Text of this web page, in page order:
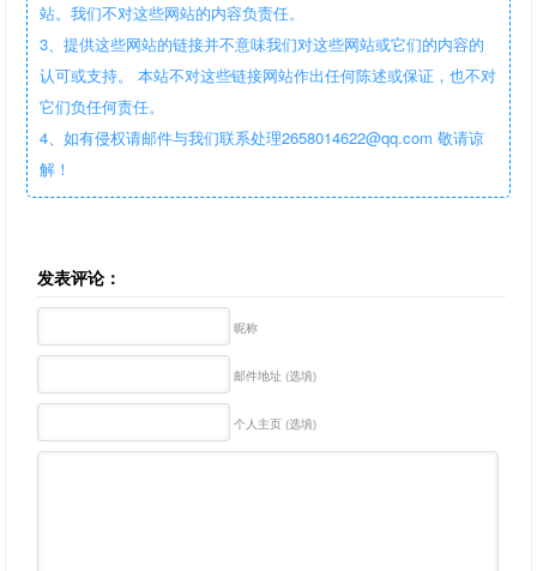
站。我们不对这些网站的内容负责任。
3、提供这些网站的链接并不意味我们对这些网站或它们的内容的
认可或支持。 本站不对这些链接网站作出任何陈述或保证，也不对
它们负任何责任。
4、如有侵权请邮件与我们联系处理2658014622@qq.com 敬请谅
解！
发表评论：
昵称
邮件地址 (选填)
个人主页 (选填)